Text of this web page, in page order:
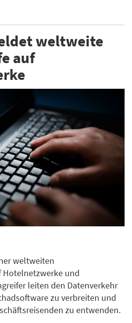
weltweite
auf
weltweiten
Hotelnetzwerke und
leiten den Datenverkehr
zu verbreiten und
zu entwenden.